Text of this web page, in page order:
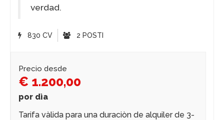
verdad.
830 CV 2 POSTI
Precio desde
€ 1.200,00
por dìa
Tarifa vàlida para una duraciòn de alquiler de 3-